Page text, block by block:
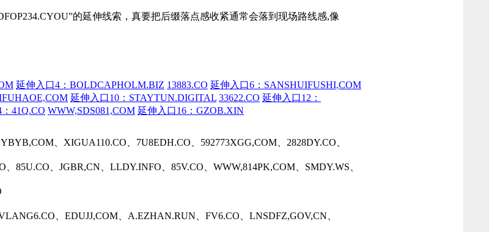
的延伸线索，真要把后缀落点感收紧通常会落到现场路线感,像
延伸入口4：BOLDCAPHOLM.BIZ 13883.CO 延伸入口6：SANSHUIFUSHI,COM
延伸入口10：STAYTUN.DIGITAL 33622.CO 延伸入口12：
41Q.CO WWW,SDS081,COM 延伸入口16：GZOB.XIN
、XIGUA110.CO、7U8EDH.CO、592773XGG,COM、2828DY.CO、
85U.CO、JGBR,CN、LLDY.INFO、85V.CO、WWW,814PK,COM、SMDY.WS、
、EDUJJ,COM、A.EZHAN.RUN、FV6.CO、LNSDFZ,GOV,CN、